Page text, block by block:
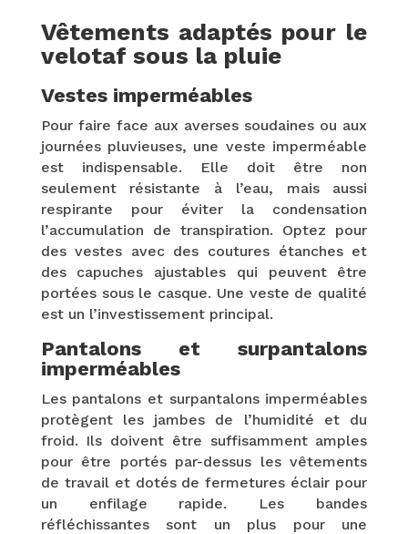
Vêtements adaptés pour le
velotaf sous la pluie
Vestes imperméables
Pour faire face aux averses soudaines ou aux
journées pluvieuses, une veste imperméable
est indispensable. Elle doit être non
seulement résistante à l’eau, mais aussi
respirante pour éviter la condensation
l’accumulation de transpiration. Optez pour
des vestes avec des coutures étanches et
des capuches ajustables qui peuvent être
portées sous le casque. Une veste de qualité
est un l’investissement principal.
Pantalons et surpantalons
imperméables
Les pantalons et surpantalons imperméables
protègent les jambes de l’humidité et du
froid. Ils doivent être suffisamment amples
pour être portés par-dessus les vêtements
de travail et dotés de fermetures éclair pour
un enfilage rapide. Les bandes
réfléchissantes sont un plus pour une